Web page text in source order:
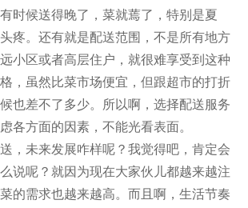
时候送得晚了，菜就蔫了，特别是夏
疼。还有就是配送范围，不是所有地方
小区或者高层住户，就很难享受到这种
，虽然比菜市场便宜，但跟超市的打折
也差不了多少。所以啊，选择配送服务
各方面的因素，不能光看表面。
，未来发展咋样呢？我觉得吧，肯定会
说呢？就因为现在大家伙儿都越来越注
的需求也越来越高。而且啊，生活节奏